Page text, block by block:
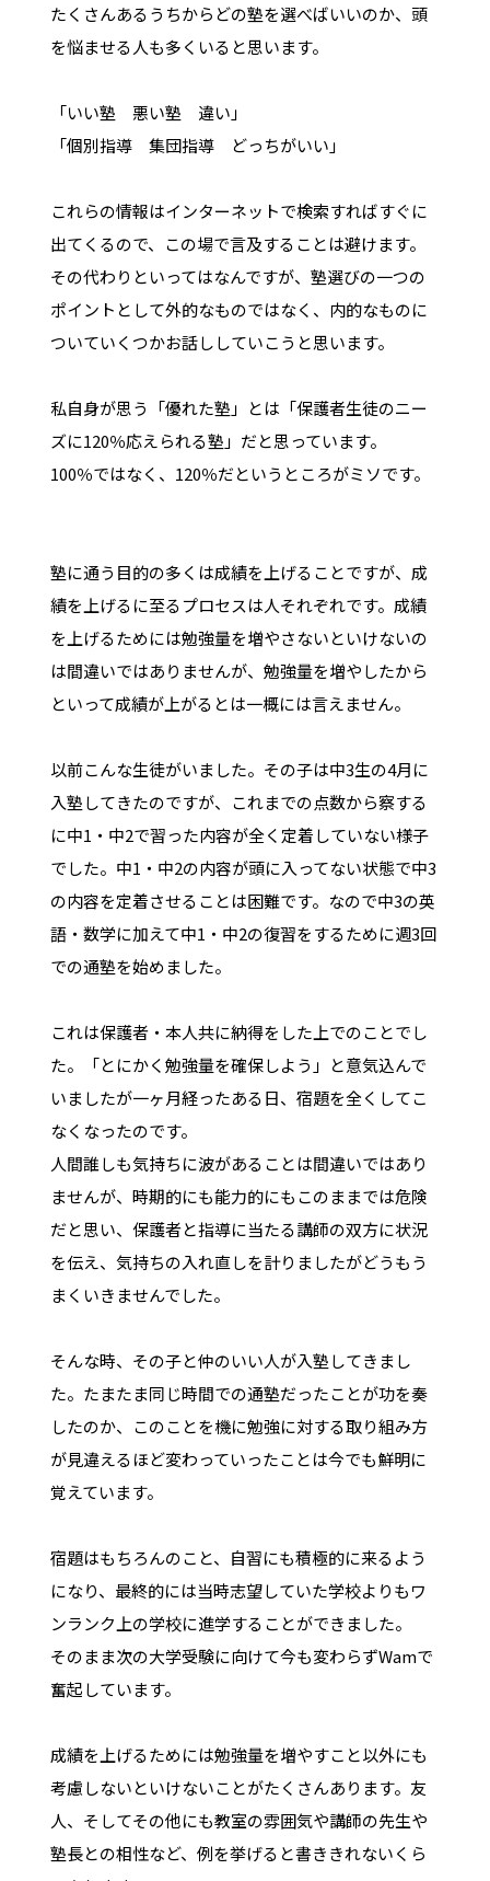
たくさんあるうちからどの塾を選べばいいのか、頭
を悩ませる人も多くいると思います。
「いい塾 悪い塾 違い」
「個別指導 集団指導 どっちがいい」
これらの情報はインターネットで検索すればすぐに
出てくるので、この場で言及することは避けます。
その代わりといってはなんですが、塾選びの一つの
ポイントとして外的なものではなく、内的なものに
ついていくつかお話ししていこうと思います。
私自身が思う「優れた塾」とは「保護者生徒のニー
ズに120％応えられる塾」だと思っています。
100％ではなく、120％だというところがミソです。
塾に通う目的の多くは成績を上げることですが、成
績を上げるに至るプロセスは人それぞれです。成績
を上げるためには勉強量を増やさないといけないの
は間違いではありませんが、勉強量を増やしたから
といって成績が上がるとは一概には言えません。
以前こんな生徒がいました。その子は中3生の4月に
入塾してきたのですが、これまでの点数から察する
に中1・中2で習った内容が全く定着していない様子
でした。中1・中2の内容が頭に入ってない状態で中3
の内容を定着させることは困難です。なので中3の英
語・数学に加えて中1・中2の復習をするために週3回
での通塾を始めました。
これは保護者・本人共に納得をした上でのことでし
た。「とにかく勉強量を確保しよう」と意気込んで
いましたが一ヶ月経ったある日、宿題を全くしてこ
なくなったのです。
人間誰しも気持ちに波があることは間違いではあり
ませんが、時期的にも能力的にもこのままでは危険
だと思い、保護者と指導に当たる講師の双方に状況
を伝え、気持ちの入れ直しを計りましたがどうもう
まくいきませんでした。
そんな時、その子と仲のいい人が入塾してきまし
た。たまたま同じ時間での通塾だったことが功を奏
したのか、このことを機に勉強に対する取り組み方
が見違えるほど変わっていったことは今でも鮮明に
覚えています。
宿題はもちろんのこと、自習にも積極的に来るよう
になり、最終的には当時志望していた学校よりもワ
ンランク上の学校に進学することができました。
そのまま次の大学受験に向けて今も変わらずWamで
奮起しています。
成績を上げるためには勉強量を増やすこと以外にも
考慮しないといけないことがたくさんあります。友
人、そしてその他にも教室の雰囲気や講師の先生や
塾長との相性など、例を挙げると書ききれないくら